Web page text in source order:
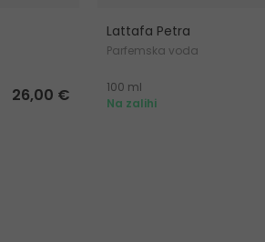
26,00 €
Lattafa Petra
Parfemska voda
100 ml
Na zalihi